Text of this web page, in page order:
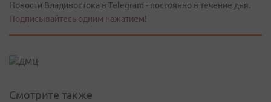
Новости Владивостока в Telegram - постоянно в течение дня.
Подписывайтесь одним нажатием!
Смотрите также